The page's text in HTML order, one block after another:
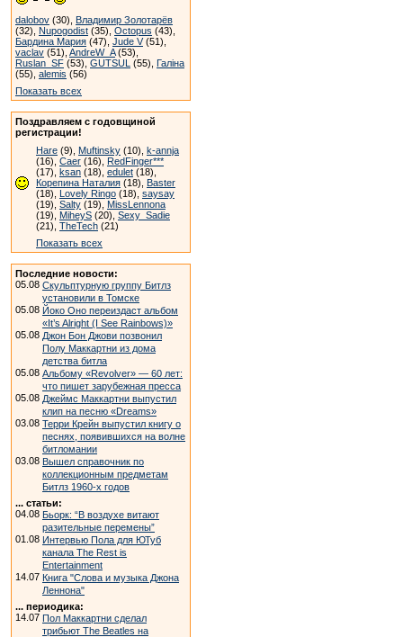
dalobov (30), Владимир Золотарёв
(32), Nupogodist (35), Octopus (43),
Бардина Мария (47), Jude V(51),
vaclav (51), AndreW_A(53),
Ruslan_SF (53), GUTSUL (55), Галіна
(55), alemis (56)
Показать всех
Поздравляем с годовщиной
регистрации!
Hare (9), Muftinsky (10), k-annja
(16), Caer (16), RedFinger***
(17), ksan (18), edulet (18),
Корепина Наталия (18), Baster
(18), Lovely Ringo (18), saysay
(19), Salty (19), MissLennona
(19), MiheyS (20), Sexy_Sadie
(21), TheTech (21)
Показать всех
Последние новости:
05.08 Скульптурную группу Битлз
установили в Томске
05.08 Йоко Оно переиздаст альбом
«It’s Alright (I See Rainbows)»
05.08 Джон Бон Джови позвонил
Полу Маккартни из дома
детства битла
05.08 Альбому «Revolver» — 60 лет:
что пишет зарубежная пресса
05.08 Джеймс Маккартни выпустил
клип на песню «Dreams»
03.08 Терри Крейн выпустил книгу о
песнях, появившихся на волне
битломании
03.08 Вышел справочник по
коллекционным предметам
Битлз 1960-х годов
... статьи:
04.08 Бьорк: “В воздухе витают
разительные перемены”
01.08 Интервью Пола для ЮТуб
канала The Rest is
Entertainment
14.07 Книга "Слова и музыка Джона
Леннона"
... периодика:
14.07 Пол Маккартни сделал
трибьют The Beatles на